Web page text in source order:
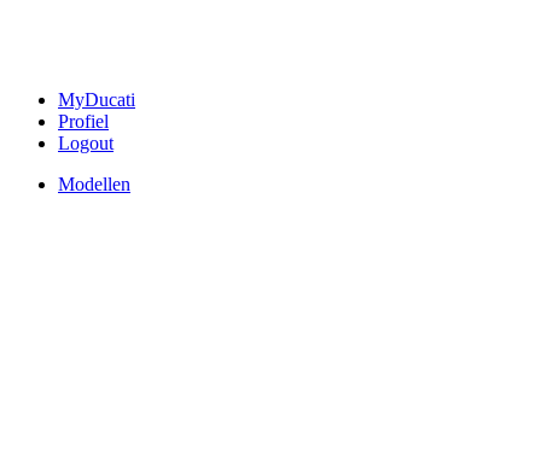
MyDucati
Profiel
Logout
Modellen